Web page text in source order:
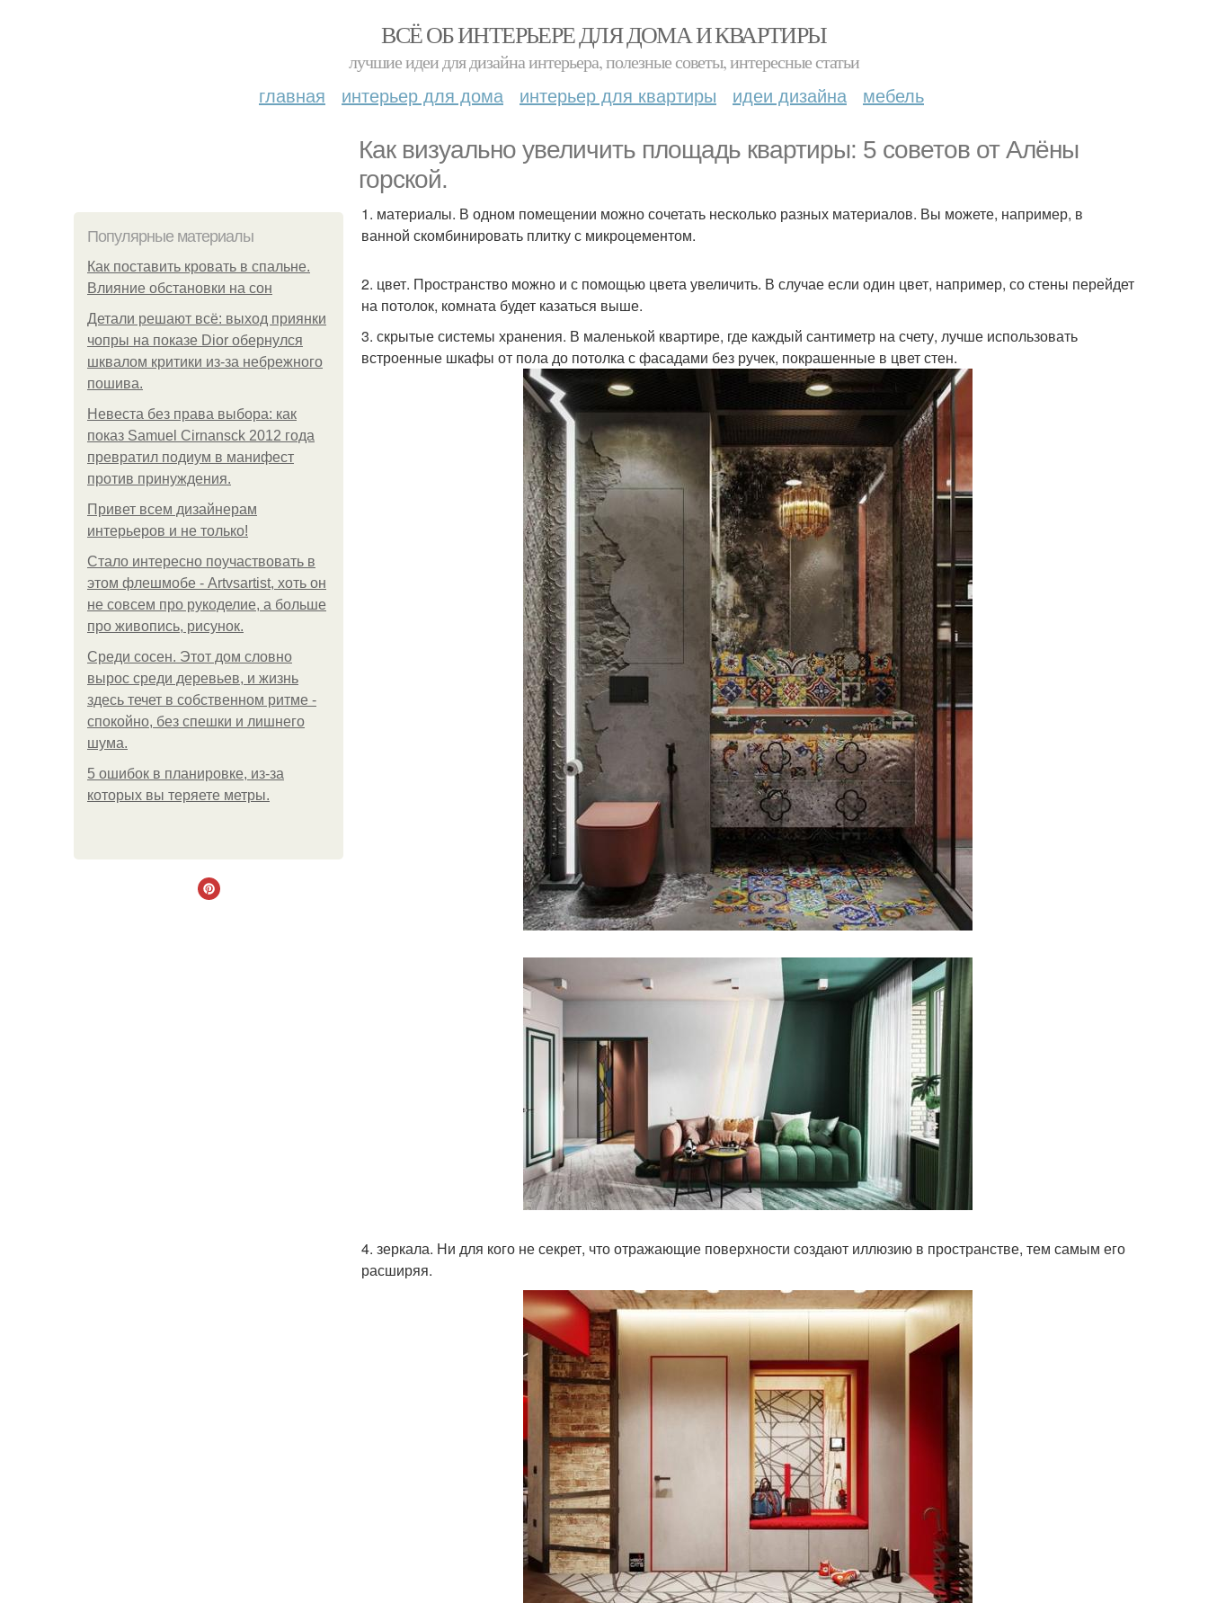
ВСЁ ОБ ИНТЕРЬЕРЕ ДЛЯ ДОМА И КВАРТИРЫ
лучшие идеи для дизайна интерьера, полезные советы, интересные статьи
главная интерьер для дома интерьер для квартиры идеи дизайна мебель
Как визуально увеличить площадь квартиры: 5 советов от Алёны
горской.
Популярные материалы
Как поставить кровать в спальне.
Влияние обстановки на сон
Детали решают всё: выход приянки
чопры на показе Dior обернулся
шквалом критики из-за небрежного
пошива.
Невеста без права выбора: как
показ Samuel Cirnansck 2012 года
превратил подиум в манифест
против принуждения.
Привет всем дизайнерам
интерьеров и не только!
Стало интересно поучаствовать в
этом флешмобе - Artvsartist, хоть он
не совсем про рукоделие, а больше
про живопись, рисунок.
Среди сосен. Этот дом словно
вырос среди деревьев, и жизнь
здесь течет в собственном ритме -
спокойно, без спешки и лишнего
шума.
5 ошибок в планировке, из-за
которых вы теряете метры.
1. материалы. В одном помещении можно сочетать несколько разных материалов. Вы можете, например, в
ванной скомбинировать плитку с микроцементом.
2. цвет. Пространство можно и с помощью цвета увеличить. В случае если один цвет, например, со стены перейдет
на потолок, комната будет казаться выше.
3. скрытые системы хранения. В маленькой квартире, где каждый сантиметр на счету, лучше использовать
встроенные шкафы от пола до потолка с фасадами без ручек, покрашенные в цвет стен.
4. зеркала. Ни для кого не секрет, что отражающие поверхности создают иллюзию в пространстве, тем самым его
расширяя.